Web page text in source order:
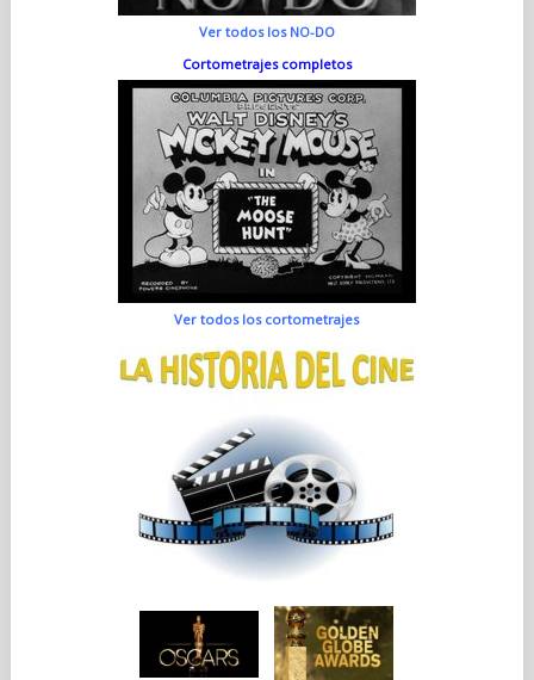
Ver todos los NO-DO
Cortometrajes completos
Ver todos los cortometrajes